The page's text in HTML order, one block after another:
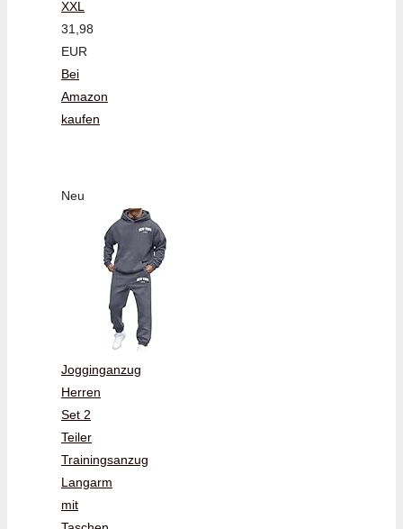
XXL
31,98
EUR
Bei
Amazon
kaufen
Neu
Jogginganzug
Herren
Set 2
Teiler
Trainingsanzug
Langarm
mit